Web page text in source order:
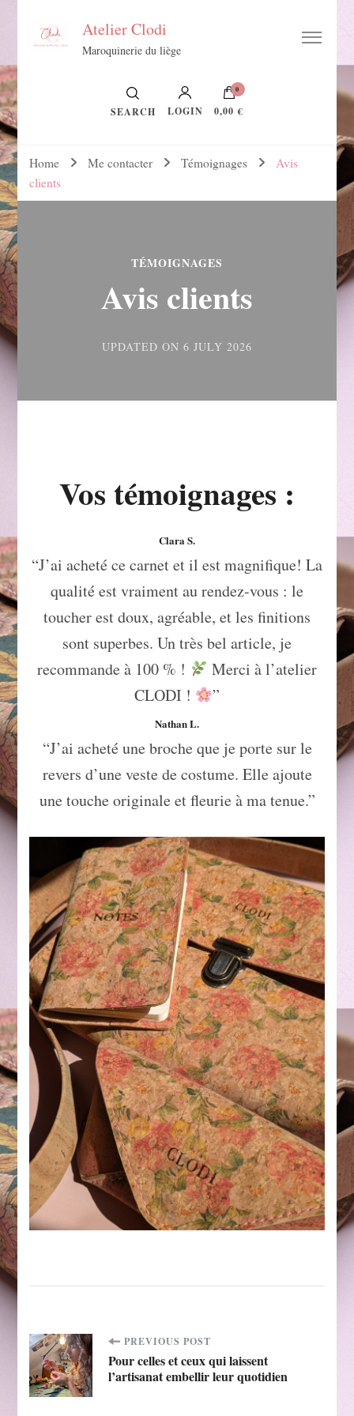
Atelier Clodi
Maroquinerie du liège
SEARCH LOGIN
0
0,00 €
Home Me contacter Témoignages
Avis
clients
TÉMOIGNAGES
Avis clients
UPDATED ON 6 JULY 2026
Vos témoignages :
Clara S.
“J’ai acheté ce carnet et il est magnifique! La
qualité est vraiment au rendez-vous : le
toucher est doux, agréable, et les finitions
sont superbes. Un très bel article, je
recommande à 100 % !
Merci à l’atelier
CLODI !
”
Nathan L.
“J’ai acheté une broche que je porte sur le
revers d’une veste de costume. Elle ajoute
une touche originale et fleurie à ma tenue.”
Post
Navigation
PREVIOUS POST
Pour celles et ceux qui laissent
l’artisanat embellir leur quotidien